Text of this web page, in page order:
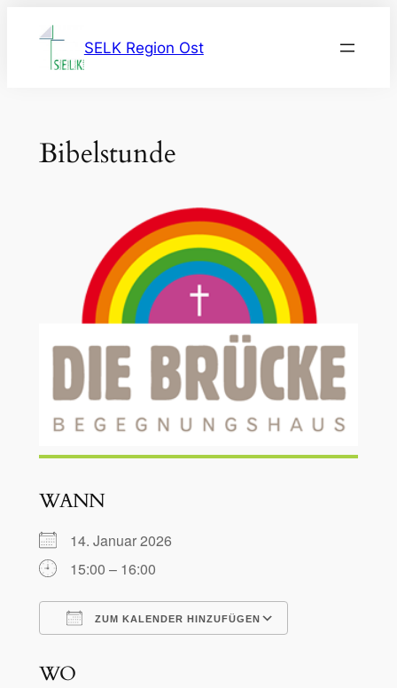
Inhalt
springen
SELK Region Ost
Bibelstunde
WANN
14. Januar 2026
15:00 – 16:00
ZUM KALENDER HINZUFÜGEN
WO